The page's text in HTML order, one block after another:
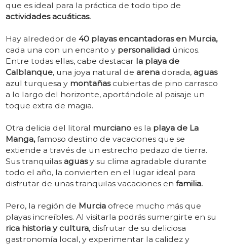
que es ideal para la práctica de todo tipo de
actividades acuáticas.
Hay alrededor de 40 playas encantadoras en Murcia,
cada una con un encanto y personalidad únicos.
Entre todas ellas, cabe destacar la playa de
Calblanque, una joya natural de arenadorada, aguas
azul turquesa y montañascubiertas de pino carrasco
a lo largo del horizonte, aportándole al paisaje un
toque extra de magia.
Otra delicia del litoral murcianoes la playa de La
Manga,famoso destino de vacaciones que se
extiende a través de un estrecho pedazo de tierra.
Sus tranquilas aguasy su clima agradable durante
todo el año, la convierten en el lugar ideal para
disfrutar de unas tranquilas vacaciones en familia.
Pero, la región de Murciaofrece mucho más que
playas increíbles. Al visitarla podrás sumergirte en su
rica historia y cultura, disfrutar de su deliciosa
gastronomía local, y experimentar la calidez y